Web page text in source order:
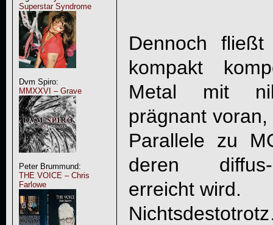
Superstar Syndrome
Dvm Spiro:
MMXXVI – Grave
Peter Brummund:
THE VOICE – Chris
Farlowe
Dennoch fließt
kompakt
Metal mit
prägnant
Parallele zu
deren diffus-
erreicht wird.